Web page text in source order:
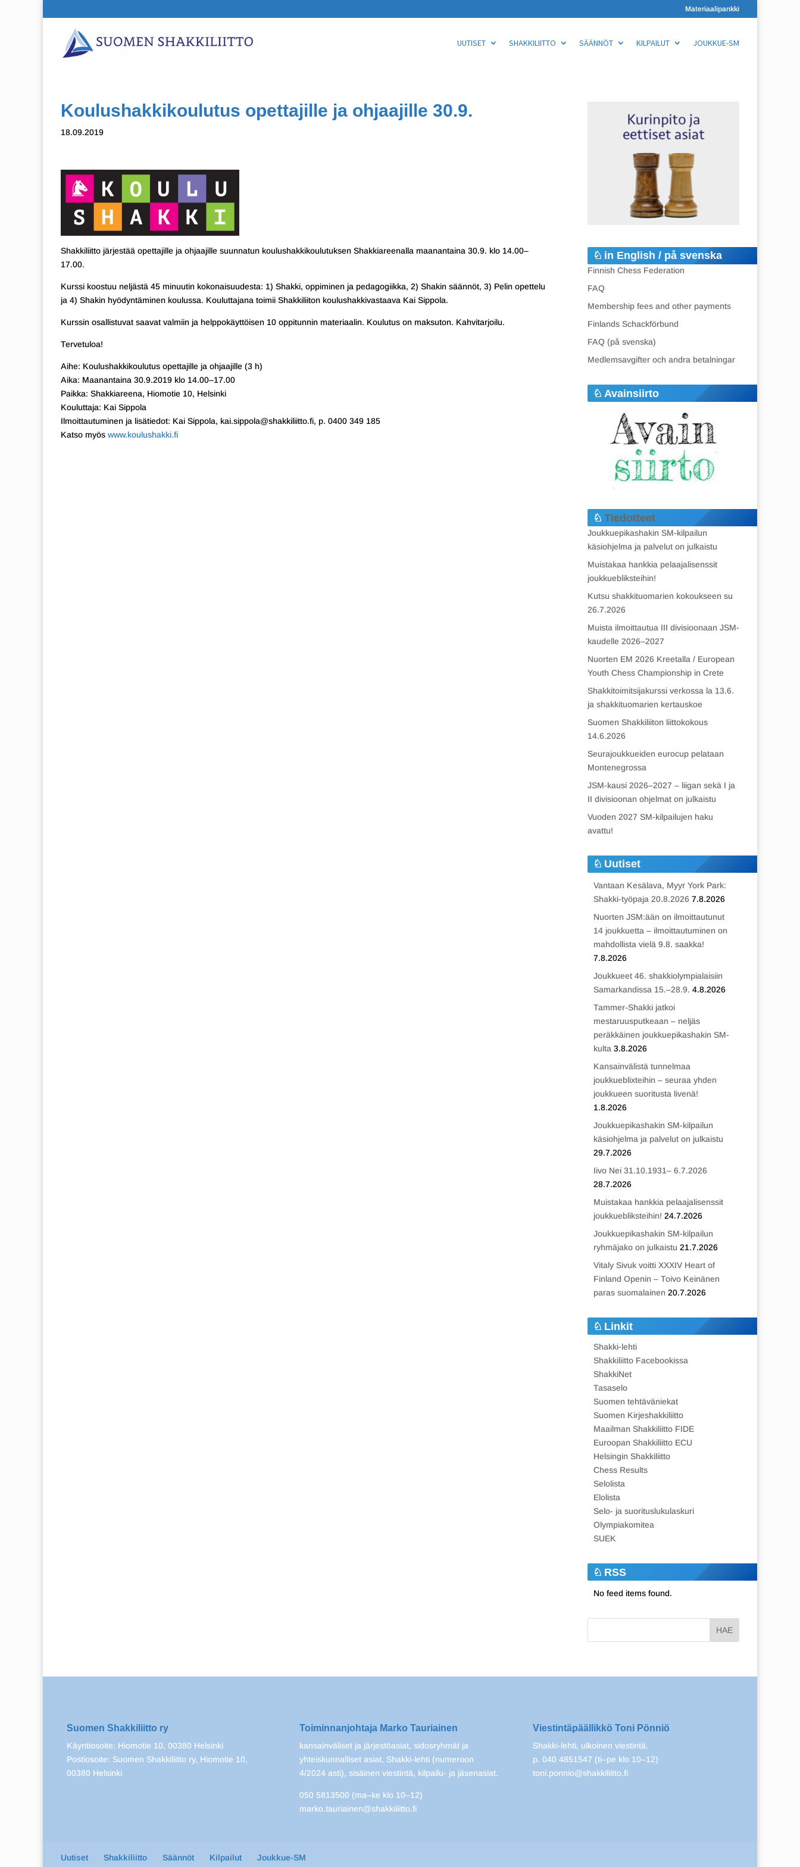
Materiaalipankki
UUTISET SHAKKILIITTO SÄÄNNÖT KILPAILUT JOUKKUE-SM
Koulushakkikoulutus opettajille ja ohjaajille 30.9.
18.09.2019
Shakkiliitto järjestää opettajille ja ohjaajille suunnatun koulushakkikoulutuksen Shakkiareenalla maanantaina 30.9. klo 14.00–
17.00.
Kurssi koostuu neljästä 45 minuutin kokonaisuudesta: 1) Shakki, oppiminen ja pedagogiikka, 2) Shakin säännöt, 3) Pelin opettelu
ja 4) Shakin hyödyntäminen koulussa. Kouluttajana toimii Shakkiliiton koulushakkivastaava Kai Sippola.
Kurssin osallistuvat saavat valmiin ja helppokäyttöisen 10 oppitunnin materiaalin. Koulutus on maksuton. Kahvitarjoilu.
Tervetuloa!
Aihe: Koulushakkikoulutus opettajille ja ohjaajille (3 h)
Aika: Maanantaina 30.9.2019 klo 14.00–17.00
Paikka: Shakkiareena, Hiomotie 10, Helsinki
Kouluttaja: Kai Sippola
Ilmoittautuminen ja lisätiedot: Kai Sippola, kai.sippola@shakkiliitto.fi, p. 0400 349 185
Katso myös www.koulushakki.fi
in English / på svenska
Finnish Chess Federation
FAQ
Membership fees and other payments
Finlands Schackförbund
FAQ (på svenska)
Medlemsavgifter och andra betalningar
Avainsiirto
Tiedotteet
Joukkuepikashakin SM-kilpailun
käsiohjelma ja palvelut on julkaistu
Muistakaa hankkia pelaajalisenssit
joukkuebliksteihin!
Kutsu shakkituomarien kokoukseen su
26.7.2026
Muista ilmoittautua III divisioonaan JSM-
kaudelle 2026–2027
Nuorten EM 2026 Kreetalla / European
Youth Chess Championship in Crete
Shakkitoimitsijakurssi verkossa la 13.6.
ja shakkituomarien kertauskoe
Suomen Shakkiliiton liittokokous
14.6.2026
Seurajoukkueiden eurocup pelataan
Montenegrossa
JSM-kausi 2026–2027 – liigan sekä I ja
II divisioonan ohjelmat on julkaistu
Vuoden 2027 SM-kilpailujen haku
avattu!
Uutiset
Vantaan Kesälava, Myyr York Park:
Shakki-työpaja 20.8.2026 7.8.2026
Nuorten JSM:ään on ilmoittautunut
14 joukkuetta – ilmoittautuminen on
mahdollista vielä 9.8. saakka!
7.8.2026
Joukkueet 46. shakkiolympialaisiin
Samarkandissa 15.–28.9. 4.8.2026
Tammer-Shakki jatkoi
mestaruusputkeaan – neljäs
peräkkäinen joukkuepikashakin SM-
kulta 3.8.2026
Kansainvälistä tunnelmaa
joukkueblixteihin – seuraa yhden
joukkueen suoritusta livenä!
1.8.2026
Joukkuepikashakin SM-kilpailun
käsiohjelma ja palvelut on julkaistu
29.7.2026
Iivo Nei 31.10.1931– 6.7.2026
28.7.2026
Muistakaa hankkia pelaajalisenssit
joukkuebliksteihin! 24.7.2026
Joukkuepikashakin SM-kilpailun
ryhmäjako on julkaistu 21.7.2026
Vitaly Sivuk voitti XXXIV Heart of
Finland Openin – Toivo Keinänen
paras suomalainen 20.7.2026
Linkit
Shakki-lehti
Shakkiliitto Facebookissa
ShakkiNet
Tasaselo
Suomen tehtäväniekat
Suomen Kirjeshakkiliitto
Maailman Shakkiliitto FIDE
Euroopan Shakkiliitto ECU
Helsingin Shakkiliitto
Chess Results
Selolista
Elolista
Selo- ja suorituslukulaskuri
Olympiakomitea
SUEK
RSS
No feed items found.
Suomen Shakkiliitto ry
Käyntiosoite: Hiomotie 10, 00380 Helsinki
Postiosoite: Suomen Shakkiliitto ry, Hiomotie 10,
00380 Helsinki
Toiminnanjohtaja Marko Tauriainen
kansainväliset ja järjestöasiat, sidosryhmät ja
yhteiskunnalliset asiat, Shakki-lehti (numeroon
4/2024 asti), sisäinen viestintä, kilpailu- ja jäsenasiat.
050 5813500 (ma–ke klo 10–12)
marko.tauriainen@shakkiliitto.fi
Viestintäpäällikkö Toni Pönniö
Shakki-lehti, ulkoinen viestintä.
p. 040 4851547 (ti–pe klo 10–12)
toni.ponnio@shakkiliitto.fi
Uutiset Shakkiliitto Säännöt Kilpailut Joukkue-SM